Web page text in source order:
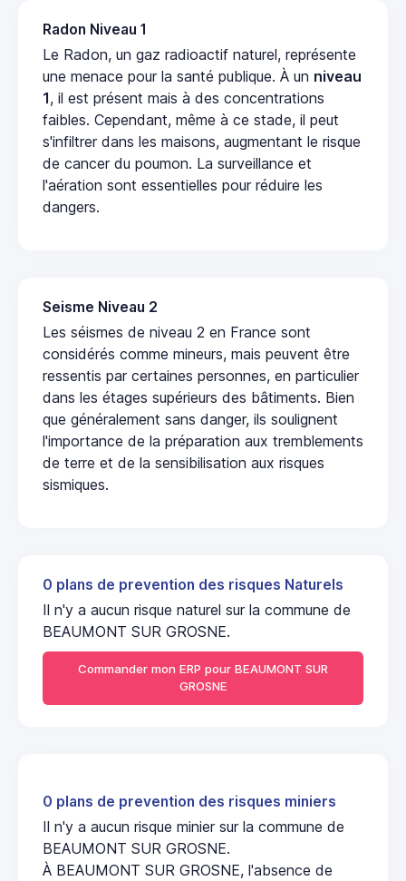
Radon Niveau 1
Le Radon, un gaz radioactif naturel, représente
une menace pour la santé publique. À un niveau
1, il est présent mais à des concentrations
faibles. Cependant, même à ce stade, il peut
s'infiltrer dans les maisons, augmentant le risque
de cancer du poumon. La surveillance et
l'aération sont essentielles pour réduire les
dangers.
Seisme Niveau 2
Les séismes de niveau 2 en France sont
considérés comme mineurs, mais peuvent être
ressentis par certaines personnes, en particulier
dans les étages supérieurs des bâtiments. Bien
que généralement sans danger, ils soulignent
l'importance de la préparation aux tremblements
de terre et de la sensibilisation aux risques
sismiques.
0 plans de prevention des risques Naturels
Il n'y a aucun risque naturel sur la commune de
BEAUMONT SUR GROSNE.
Commander mon ERP pour BEAUMONT SUR
GROSNE
0 plans de prevention des risques miniers
Il n'y a aucun risque minier sur la commune de
BEAUMONT SUR GROSNE.
À BEAUMONT SUR GROSNE, l'absence de